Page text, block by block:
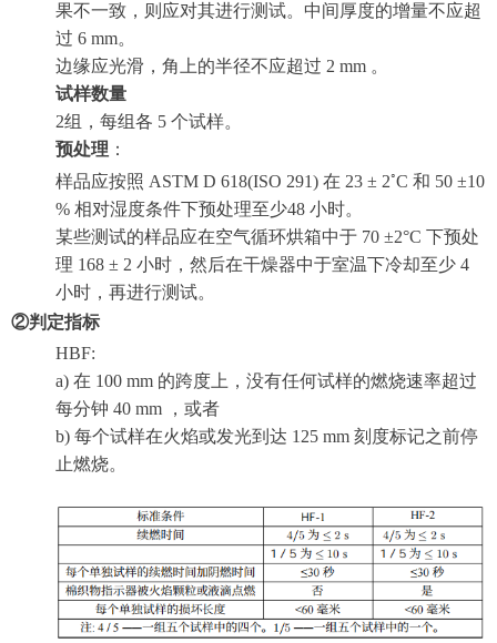
果不一致，则应对其进行测试。中间厚度的增量不应超
过 6 mm。
边缘应光滑，角上的半径不应超过 2 mm 。
试样数量
2组，每组各 5 个试样。
预处理 ：
样品应按照 ASTM D 618(ISO 291) 在 23 ± 2◦C 和 50 ±10
% 相对湿度条件下预处理至少48 小时。
某些测试的样品应在空气循环烘箱中于 70 ±2°C 下预处
理 168 ± 2 小时，然后在干燥器中于室温下冷却至少 4
小时，再进行测试。
②判定指标
HBF:
a) 在 100 mm 的跨度上，没有任何试样的燃烧速率超过
每分钟 40 mm ，或者
b) 每个试样在火焰或发光到达 125 mm 刻度标记之前停
止燃烧。